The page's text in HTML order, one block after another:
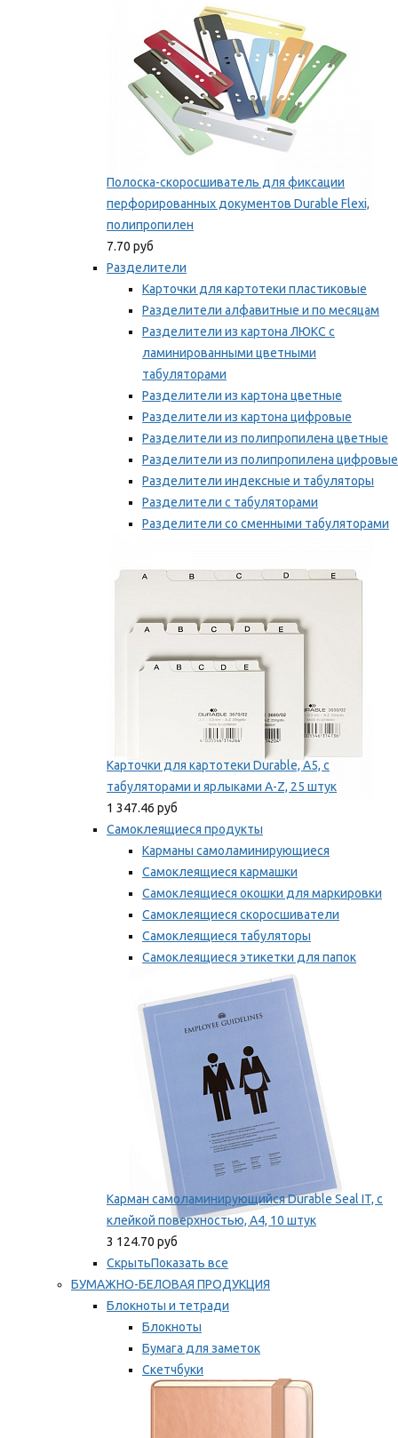
Полоска-скоросшиватель для фиксации
перфорированных документов Durable Flexi,
полипропилен
7.70 руб
Разделители
Карточки для картотеки пластиковые
Разделители алфавитные и по месяцам
Разделители из картона ЛЮКС с
ламинированными цветными
табуляторами
Разделители из картона цветные
Разделители из картона цифровые
Разделители из полипропилена цветные
Разделители из полипропилена цифровые
Разделители индексные и табуляторы
Разделители с табуляторами
Разделители со сменными табуляторами
Карточки для картотеки Durable, A5, с
табуляторами и ярлыками A-Z, 25 штук
1 347.46 руб
Самоклеящиеся продукты
Карманы самоламинирующиеся
Самоклеящиеся кармашки
Самоклеящиеся окошки для маркировки
Самоклеящиеся скоросшиватели
Самоклеящиеся табуляторы
Самоклеящиеся этикетки для папок
Таблички для маркировки
Мы рекомендуем
Карман самоламинирующийся Durable Seal IT, с
клейкой поверхностью, A4, 10 штук
3 124.70 руб
СкрытьПоказать все
БУМАЖНО-БЕЛОВАЯ ПРОДУКЦИЯ
Блокноты и тетради
Блокноты
Бумага для заметок
Скетчбуки
Тетради